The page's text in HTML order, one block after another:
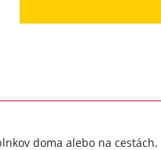
doma alebo na cestách.